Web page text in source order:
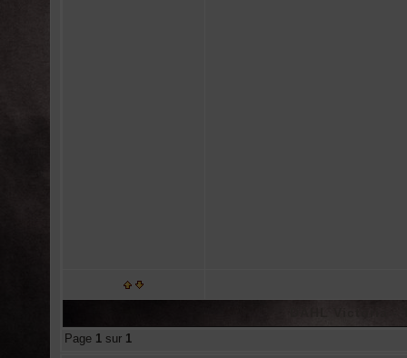
Page 1 sur 1